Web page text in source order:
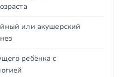
или акушерский
ребёнка с